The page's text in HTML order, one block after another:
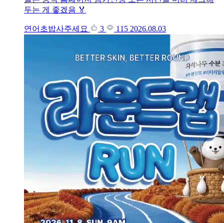
두는 게 좋겠음 🏅
연어초밥사주세요 3 115 2026.08.03